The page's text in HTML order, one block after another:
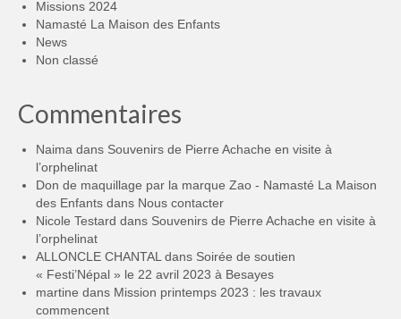
Missions 2024
Namasté La Maison des Enfants
News
Non classé
Commentaires
Naima dans Souvenirs de Pierre Achache en visite à
l’orphelinat
Don de maquillage par la marque Zao - Namasté La Maison
des Enfants dans Nous contacter
Nicole Testard dans Souvenirs de Pierre Achache en visite à
l’orphelinat
ALLONCLE CHANTAL dans Soirée de soutien
« Festi’Népal » le 22 avril 2023 à Besayes
martine dans Mission printemps 2023 : les travaux
commencent